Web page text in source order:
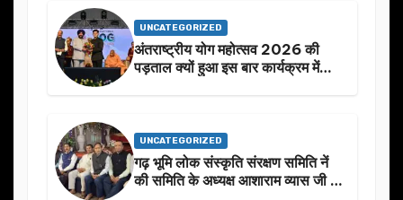
UNCATEGORIZED
अंतराष्ट्रीय योग महोत्सव 2026 की
पड़ताल क्यों हुआ इस बार कार्यक्रम में
UNCATEGORIZED
गढ़ भूमि लोक संस्कृति संरक्षण समिति नें
की समिति के अध्यक्ष आशाराम व्यास जी के